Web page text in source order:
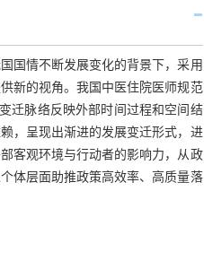
国情不断发展变化的背景下，采用
新的视角。我国中医住院医师规范
迁脉络反映外部时间过程和空间结
，呈现出渐进的发展变迁形式，进
客观环境与行动者的影响力，从政
体层面助推政策高效率、高质量落